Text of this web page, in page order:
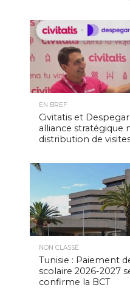
EN BREF
Civitatis et
alliance stratégique
distribution de
NON CLASSÉ
Tunisie : Paiement
scolaire 2026-2027
confirme la BCT